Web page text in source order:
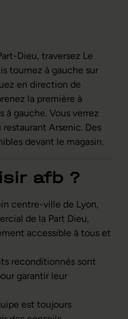
Dieu, traversez Le
tournez à gauche sur
en direction de
la première à
à gauche. Vous verrez
Arsenic. Des
devant le magasin.
afb ?
centre-ville de Lyon,
de la Part Dieu,
accessible à tous et
reconditionnés sont
garantir leur
est toujours